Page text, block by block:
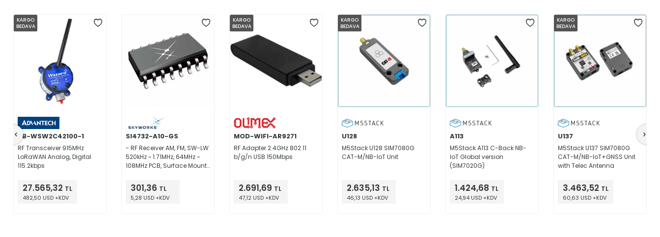
KARGO
BEDAVA
BB-WSW2C42100-1
RF Transceiver 915MHz
LoRaWAN Analog, Digital
115.2kbps
27.565,32 TL
482,50 USD +KDV
SI4732-A10-GS
- RF Receiver AM, FM, SW-LW
520kHz ~ 1.71MHz, 64MHz ~
108MHz PCB, Surface Mount
301,36 TL
5,28 USD +KDV
KARGO
BEDAVA
MOD-WIFI-AR9271
RF Adapter 2.4GHz 802.11
b/g/n USB 150Mbps
2.691,69 TL
47,12 USD +KDV
KARGO
BEDAVA
U128
M5Stack U128 SIM7080G
CAT-M/NB-IoT Unit
2.635,13 TL
46,13 USD +KDV
A113
M5Stack A113 C-Back NB-
loT Global version
(SIM7020G)
1.424,68 TL
24,94 USD +KDV
KARGO
BEDAVA
U137
M5Stack U137 SIM7080G
CAT-M/NB-IoT+GNSS Unit
with Telec Antenna
3.463,52 TL
60,63 USD +KDV